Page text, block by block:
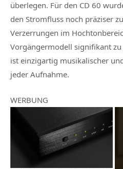
überlegen. Für den CD 60
den Stromfluss noch präziser
Verzerrungen im
Vorgängermodell signifikant
ist einzigartig musikalischer
jeder Aufnahme.
WERBUNG